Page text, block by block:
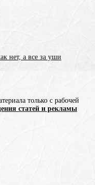
нет, а все за уши
только с рабочей
статей и рекламы